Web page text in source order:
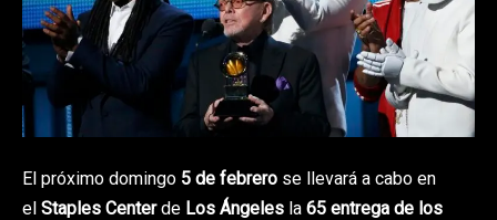
El próximo domingo 5 de febrero se llevará a cabo en
elStaples Centerde Los Ángeles la65 entrega de los